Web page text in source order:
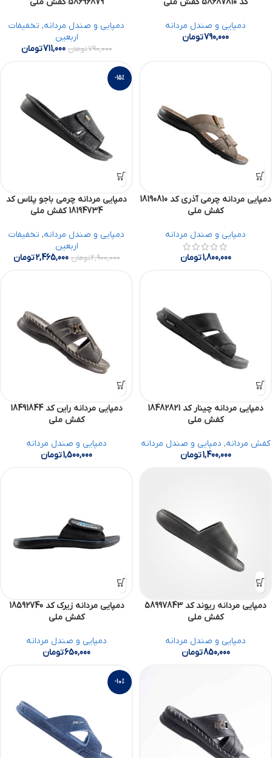
دمپایی و صندل مردانه
790,000تومان
دمپایی و صندل مردانه, تخفیفات
اربعین
790,000تومان 711,000تومان
دمپایی مردانه چرمی آذری کد 18190810
کفش ملی
دمپایی و صندل مردانه
1,800,000تومان
-15%
دمپایی مردانه چرمی باجو پلاس کد
18194734 کفش ملی
دمپایی و صندل مردانه, تخفیفات
اربعین
2,900,000تومان 2,465,000تومان
دمپایی مردانه چینار کد 18482821
کفش ملی
کفش مردانه, دمپایی و صندل مردانه
1,400,000تومان
دمپایی مردانه راین کد 18491844
کفش ملی
دمپایی و صندل مردانه
1,500,000تومان
دمپایی مردانه ریوند کد 58997843
کفش ملی
دمپایی و صندل مردانه
850,000تومان
دمپایی مردانه زیرک کد 18592740
کفش ملی
دمپایی و صندل مردانه
650,000تومان
-10%